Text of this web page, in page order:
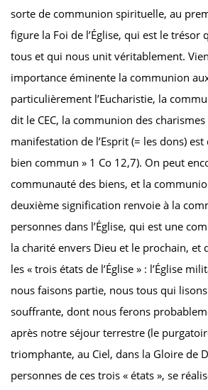
sorte de communion spirituelle, au
figure la Foi de l’Église, qui est le trésor
tous et qui nous unit véritablement.
importance éminente la communion
particulièrement l’Eucharistie, la
dit le CEC, la communion des charismes
manifestation de l’Esprit (= les dons)
bien commun » 1 Co 12,7). On peut
communauté des biens, et la
deuxième signification renvoie à la
personnes dans l’Église, qui est une
la charité envers Dieu et le prochain, et
les « trois états de l’Église » : l’Église
nous faisons partie, nous tous qui lisons
souffrante, dont nous ferons
après notre séjour terrestre (le
triomphante, au Ciel, dans la Gloire de
personnes de ces trois « états », se